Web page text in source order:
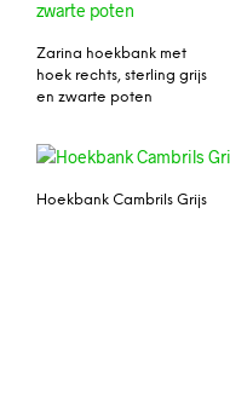
Zarina hoekbank met
hoek rechts, sterling grijs
en zwarte poten
Hoekbank Cambrils Grijs